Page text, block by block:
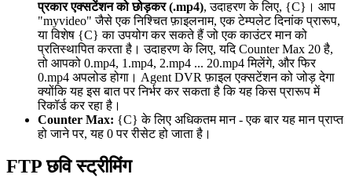
प्रकार एक्सटेंशन को छोड़कर (.mp4), उदाहरण के लिए, {C}। आप
"myvideo" जैसे एक निश्चित फ़ाइलनाम, एक टेम्पलेट दिनांक प्रारूप,
या विशेष {C} का उपयोग कर सकते हैं जो एक काउंटर मान को
प्रतिस्थापित करता है। उदाहरण के लिए, यदि Counter Max 20 है,
तो आपको 0.mp4, 1.mp4, 2.mp4 ... 20.mp4 मिलेंगे, और फिर
0.mp4 अपलोड होगा। Agent DVR फ़ाइल एक्सटेंशन को जोड़ देगा
क्योंकि यह इस बात पर निर्भर कर सकता है कि यह किस प्रारूप में
रिकॉर्ड कर रहा है।
Counter Max: {C} के लिए अधिकतम मान - एक बार यह मान प्राप्त
हो जाने पर, यह 0 पर रीसेट हो जाता है।
FTP छवि स्ट्रीमिंग